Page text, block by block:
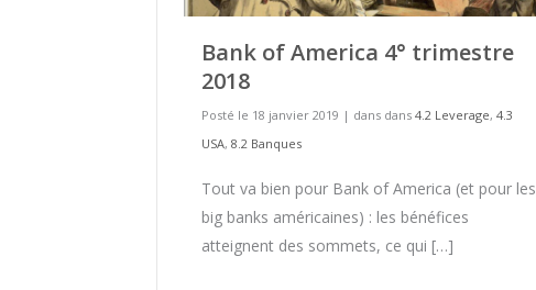
Bank of America 4° trimestre
2018
Posté le 18 janvier 2019 | dans dans 4.2 Leverage, 4.3
USA, 8.2 Banques
Tout va bien pour Bank of America (et pour les
big banks américaines) : les bénéfices
atteignent des sommets, ce qui […]